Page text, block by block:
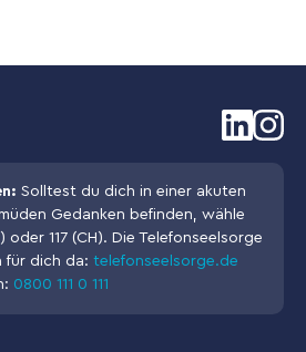
Solltest du dich in einer akuten
Gedanken befinden, wähle
oder 117 (CH). Die Telefonseelsorge
für dich da: telefonseelsorge.de
0800 111 0 111